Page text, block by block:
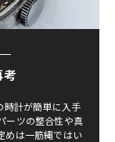
考
時計が簡単に入手
ーツの整合性や真
めは一筋縄ではい